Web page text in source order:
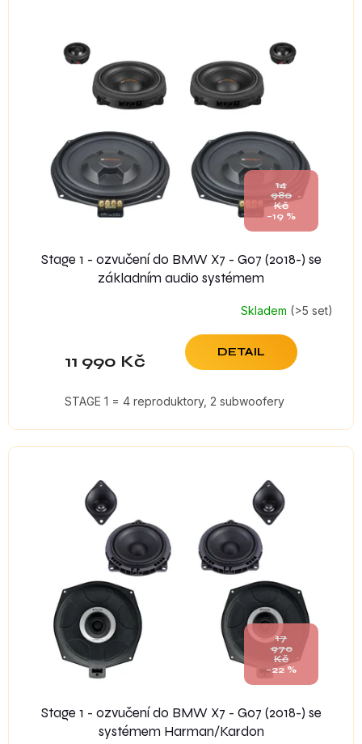
14
980
Kč
–19 %
Stage 1 - ozvučení do BMW X7 - G07 (2018-) se
základním audio systémem
Skladem (>5 set)
11 990 Kč DETAIL
STAGE 1 = 4 reproduktory, 2 subwoofery
17
970
Kč
–22 %
Stage 1 - ozvučení do BMW X7 - G07 (2018-) se
systémem Harman/Kardon